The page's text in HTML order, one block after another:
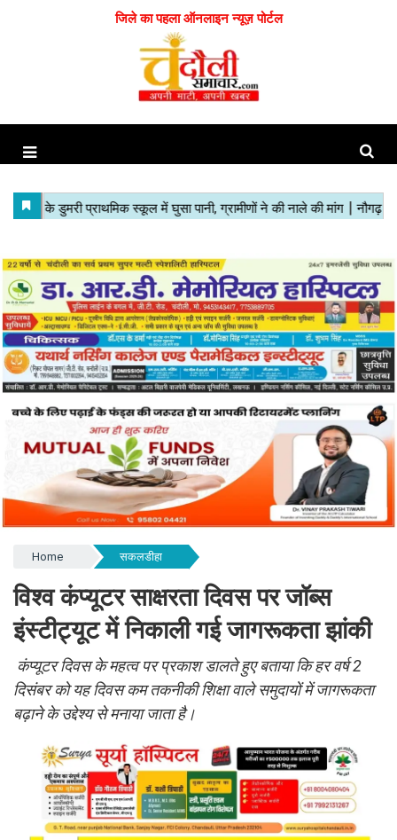
जिले का पहला ऑनलाइन न्यूज़ पोर्टल
Home सकलडीहा
विश्व कंप्यूटर साक्षरता दिवस पर जॉब्स
इंस्टीट्यूट में निकाली गई जागरूकता झांकी
कंप्यूटर दिवस के महत्व पर प्रकाश डालते हुए बताया कि हर वर्ष 2
दिसंबर को यह दिवस कम तकनीकी शिक्षा वाले समुदायों में जागरूकता
बढ़ाने के उद्देश्य से मनाया जाता है।